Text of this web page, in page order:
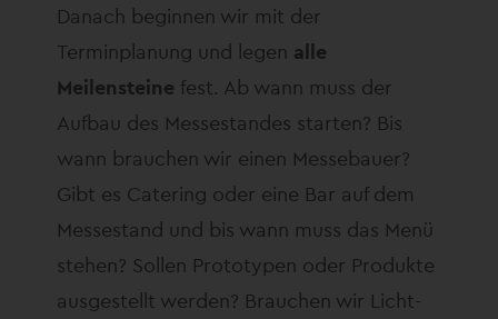
Danach beginnen wir mit der
Terminplanung und legen alle
Meilensteine fest. Ab wann muss der
Aufbau des Messestandes starten? Bis
wann brauchen wir einen Messebauer?
Gibt es Catering oder eine Bar auf dem
Messestand und bis wann muss das Menü
stehen? Sollen Prototypen oder Produkte
ausgestellt werden? Brauchen wir Licht-